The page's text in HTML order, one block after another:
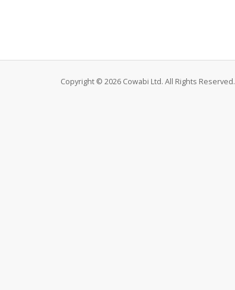
Copyright © 2026 Cowabi Ltd. All Rights Reserved.